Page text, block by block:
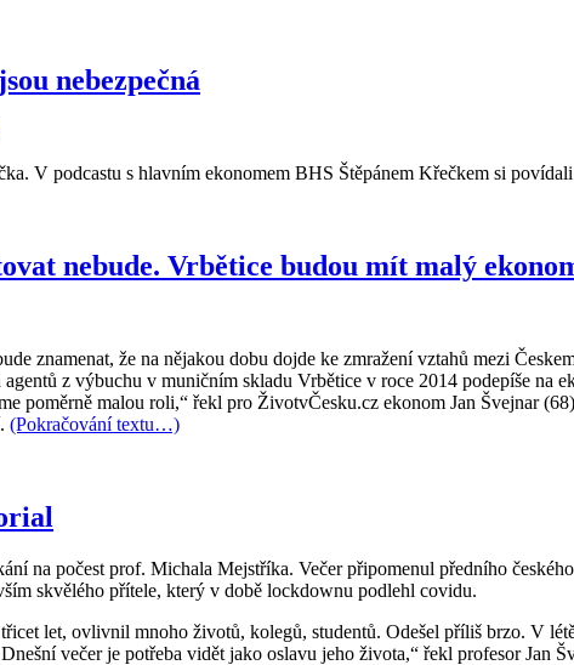
nebezpečná
V podcastu s hlavním ekonomem BHS Štěpánem Křečkem si
nebude. Vrbětice budou mít malý
znamenat, že na nějakou dobu dojde ke zmražení vztahů mezi
z výbuchu v muničním skladu Vrbětice v roce 2014 podepíše na
poměrně malou roli,“ řekl pro ŽivotvČesku.cz ekonom Jan Švejnar
(Pokračování textu…)
na počest prof. Michala Mejstříka. Večer připomenul předního
skvělého přítele, který v době lockdownu podlehl covidu.
let, ovlivnil mnoho životů, kolegů, studentů. Odešel příliš brzo. V
večer je potřeba vidět jako oslavu jeho života,“ řekl profesor Jan